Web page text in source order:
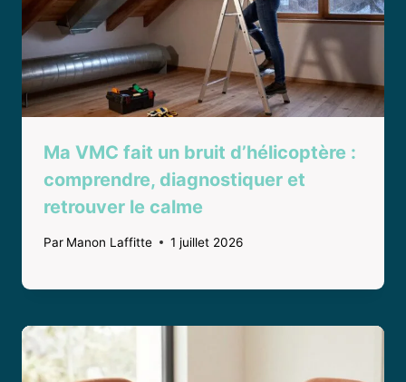
Ma VMC fait un bruit d’hélicoptère :
comprendre, diagnostiquer et
retrouver le calme
Par Manon Laffitte 1 juillet 2026